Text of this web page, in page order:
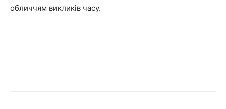
обличчям викликів часу.